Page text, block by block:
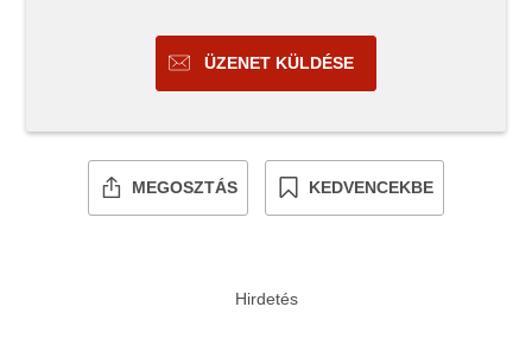
ÜZENET KÜLDÉSE
MEGOSZTÁS KEDVENCEKBE